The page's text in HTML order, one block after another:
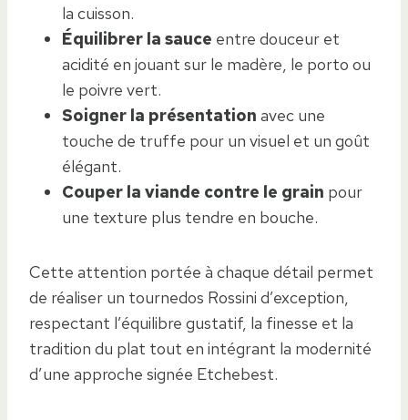
la cuisson.
Équilibrer la sauce entre douceur et
acidité en jouant sur le madère, le porto ou
le poivre vert.
Soigner la présentation avec une
touche de truffe pour un visuel et un goût
élégant.
Couper la viande contre le grain pour
une texture plus tendre en bouche.
Cette attention portée à chaque détail permet
de réaliser un tournedos Rossini d’exception,
respectant l’équilibre gustatif, la finesse et la
tradition du plat tout en intégrant la modernité
d’une approche signée Etchebest.